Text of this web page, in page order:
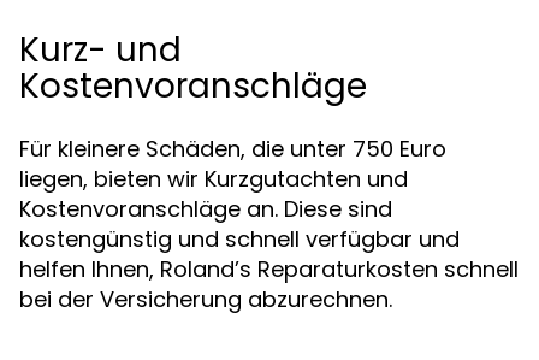
Kurz- und
Kostenvoranschläge
Für kleinere Schäden, die unter 750 Euro
liegen, bieten wir Kurzgutachten und
Kostenvoranschläge an. Diese sind
kostengünstig und schnell verfügbar und
helfen Ihnen, Roland’s Reparaturkosten schnell
bei der Versicherung abzurechnen.